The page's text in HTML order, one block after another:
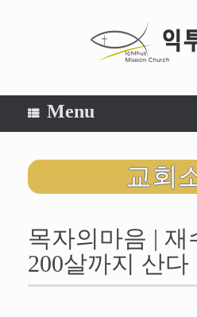
Menu
교회
목자의마음 | 재
200살까지 산다